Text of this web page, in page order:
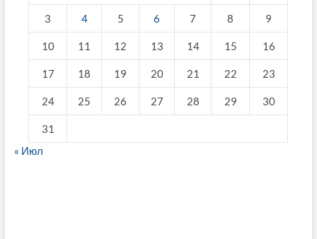
3 4 5 6 7 8 9
10 11 12 13 14 15 16
17 18 19 20 21 22 23
24 25 26 27 28 29 30
31
« Июл